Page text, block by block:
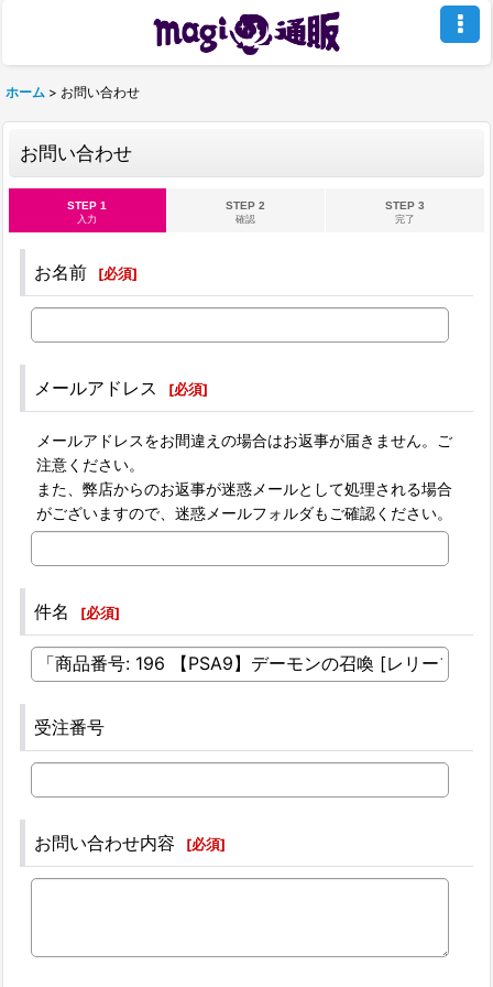
ホーム > お問い合わせ
お問い合わせ
STEP 1
入力
STEP 2
確認
STEP 3
完了
お名前 [必須]
メールアドレス [必須]
メールアドレスをお間違えの場合はお返事が届きません。ご
注意ください。
また、弊店からのお返事が迷惑メールとして処理される場合
がございますので、迷惑メールフォルダもご確認ください。
件名 [必須]
受注番号
お問い合わせ内容 [必須]